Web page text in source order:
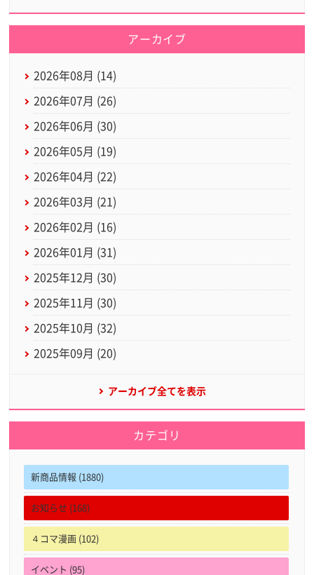
アーカイブ
2026年08月 (14)
2026年07月 (26)
2026年06月 (30)
2026年05月 (19)
2026年04月 (22)
2026年03月 (21)
2026年02月 (16)
2026年01月 (31)
2025年12月 (30)
2025年11月 (30)
2025年10月 (32)
2025年09月 (20)
アーカイブ全てを表示
カテゴリ
新商品情報 (1880)
お知らせ (168)
４コマ漫画 (102)
イベント (95)